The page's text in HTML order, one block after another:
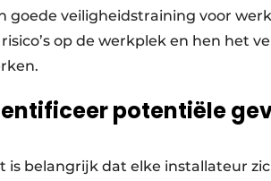
goede veiligheidstraining voor
op de werkplek en hen het
potentiële
is belangrijk dat elke installateur